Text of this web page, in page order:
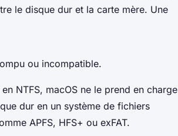
le disque dur et la carte mère. Une
ou incompatible.
NTFS, macOS ne le prend en charge
dur en un système de fichiers
APFS, HFS+ ou exFAT.